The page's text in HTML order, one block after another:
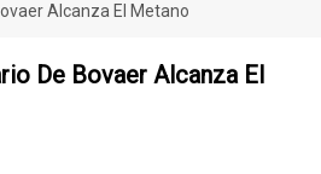
Alcanza El Metano
De Bovaer Alcanza El